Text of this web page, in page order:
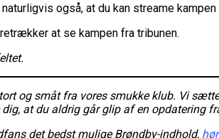
også, at du kan streame
at se kampen fra tribunen.
og småt fra vores smukke klub. Vi
at du aldrig går glip af en opdatering
det bedst mulige Brøndby-indhold,